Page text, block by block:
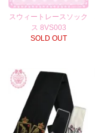
スウィートレースソック
ス 8VS003
SOLD OUT